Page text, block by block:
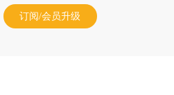
订阅/会员升级